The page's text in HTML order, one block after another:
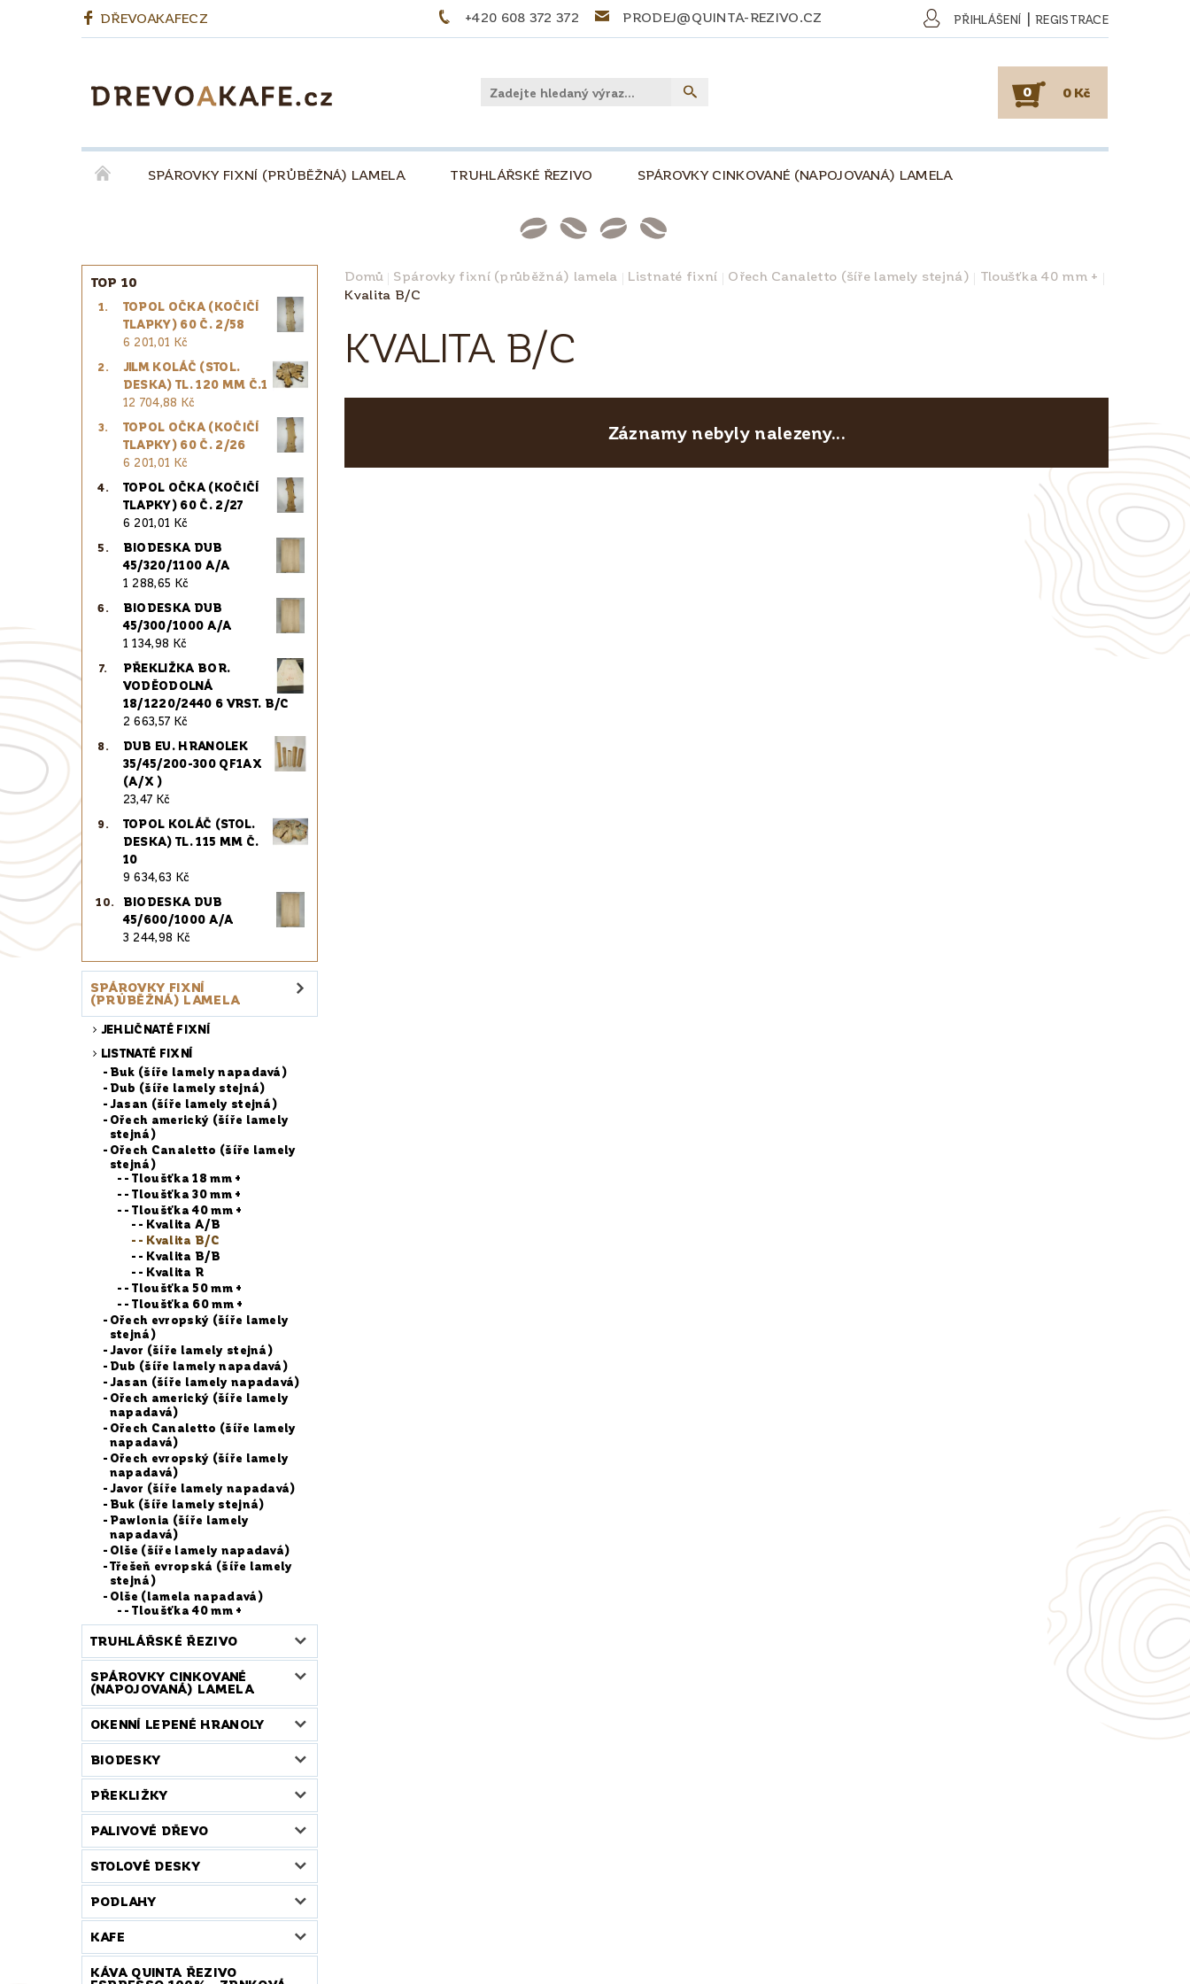
DŘEVOAKAFECZ +420 608 372 372 PRODEJ@QUINTA-REZIVO.CZ PŘIHLÁŠENÍ | REGISTRACE
0 0 Kč
SPÁROVKY FIXNÍ (PRŮBĚŽNÁ) LAMELA TRUHLÁŘSKÉ ŘEZIVO SPÁROVKY CINKOVANÉ (NAPOJOVANÁ) LAMELA
PALIVOVÉ DŘEVO
KÁVA QUINTA ŘEZIVO ESPRESSO 100% - ZRNKOVÁ, 500 SLOVNÍČEK POJMŮ O DŘEVU O KÁVĚ
PRO ŘEMESLNÍKY PRO DESIGNÉRY
TOP 10
TOPOL OČKA (KOČIČÍ
TLAPKY) 60 Č. 2/58
6 201,01 Kč
JILM KOLÁČ (STOL.
DESKA) TL. 120 MM Č.1
12 704,88 Kč
TOPOL OČKA (KOČIČÍ
TLAPKY) 60 Č. 2/26
6 201,01 Kč
TOPOL OČKA (KOČIČÍ
TLAPKY) 60 Č. 2/27
6 201,01 Kč
BIODESKA DUB
45/320/1100 A/A
1 288,65 Kč
BIODESKA DUB
45/300/1000 A/A
1 134,98 Kč
PŘEKLIŽKA BOR.
VODĚODOLNÁ
18/1220/2440 6 VRST. B/C
2 663,57 Kč
DUB EU. HRANOLEK
35/45/200-300 QF1AX
(A/X )
23,47 Kč
TOPOL KOLÁČ (STOL.
DESKA) TL. 115 MM Č.
10
9 634,63 Kč
BIODESKA DUB
45/600/1000 A/A
3 244,98 Kč
SPÁROVKY FIXNÍ
(PRŮBĚŽNÁ) LAMELA
JEHLIČNATÉ FIXNÍ
LISTNATÉ FIXNÍ
Buk (šíře lamely napadavá)
Dub (šíře lamely stejná)
Jasan (šíře lamely stejná)
Ořech americký (šíře lamely
stejná)
Ořech Canaletto (šíře lamely
stejná)
- Tloušťka 18 mm +
- Tloušťka 30 mm +
- Tloušťka 40 mm +
- Kvalita A/B
- Kvalita B/C
- Kvalita B/B
- Kvalita R
- Tloušťka 50 mm +
- Tloušťka 60 mm +
Ořech evropský (šíře lamely
stejná)
Javor (šíře lamely stejná)
Dub (šíře lamely napadavá)
Jasan (šíře lamely napadavá)
Ořech americký (šíře lamely
napadavá)
Ořech Canaletto (šíře lamely
napadavá)
Ořech evropský (šíře lamely
napadavá)
Javor (šíře lamely napadavá)
Buk (šíře lamely stejná)
Pawlonia (šíře lamely
napadavá)
Olše (šíře lamely napadavá)
Třešeň evropská (šíře lamely
stejná)
Olše (lamela napadavá)
- Tloušťka 40 mm +
TRUHLÁŘSKÉ ŘEZIVO
SPÁROVKY CINKOVANÉ
(NAPOJOVANÁ) LAMELA
OKENNÍ LEPENÉ HRANOLY
BIODESKY
PŘEKLIŽKY
PALIVOVÉ DŘEVO
STOLOVÉ DESKY
PODLAHY
KAFE
KÁVA QUINTA ŘEZIVO
Domů Spárovky fixní (průběžná) lamela Listnaté fixní Ořech Canaletto (šíře lamely stejná)
Tloušťka 40 mm +
Kvalita B/C
KVALITA B/C
Záznamy nebyly nalezeny...